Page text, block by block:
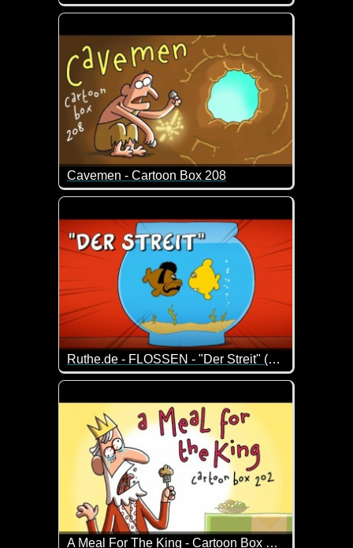
Ein lustiger Kurzfilm über eine Maus, die ihre
Cavemen - Cartoon Box 208
Dieser Typ ist leider nicht die hellste Kerze auf der
Ruthe.de - FLOSSEN - "Der Streit" (Folge 14)
Episode 14 der Serie um zwei Dudes mit Kiemen
A Meal For The King - Cartoon Box 202